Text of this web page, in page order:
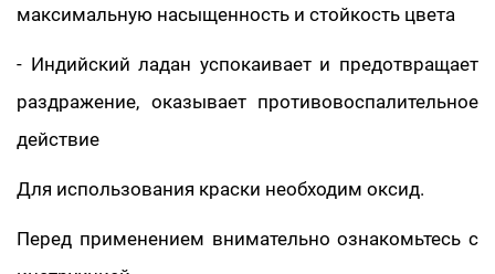
максимальную насыщенность и стойкость цвета
- Индийский ладан успокаивает и предотвращает
раздражение, оказывает противовоспалительное
действие
Для использования краски необходим оксид.
Перед применением внимательно ознакомьтесь с